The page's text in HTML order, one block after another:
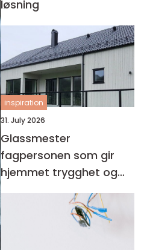
løsning
inspiration
31. July 2026
Glassmester
fagpersonen som gir
hjemmet trygghet og
lys